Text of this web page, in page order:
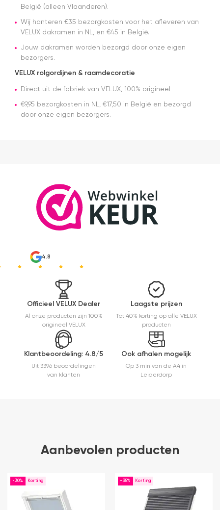
levering
tip.. heb nu
dakraam
gekocht.
Maar
installatie
is echt
heel
veel
mooier uit
en kreukt
inrollen.
België (alleen Vlaanderen).
Wij hanteren €35 bezorgkosten voor het afleveren van
VELUX dakramen in NL, en €45 in België.
Jouw dakramen worden bezorgd door onze eigen
bezorgers.
VELUX rolgordijnen & raamdecoratie
Direct uit de fabriek van VELUX, 100% origineel
€9,95 bezorgkosten in NL, €17,50 in België en bezorgd
door onze eigen bezorgers.
4.8
Officieel VELUX Dealer
Al onze producten zijn 100%
origineel VELUX
Laagste prijzen
Tot 40% korting op alle VELUX
producten
Klantbeoordeling: 4.8/5
Uit 3396 beoordelingen
van klanten
Ook afhalen mogelijk
Op 3 min van de A4 in
Leiderdorp
Aanbevolen producten
-30% -35%